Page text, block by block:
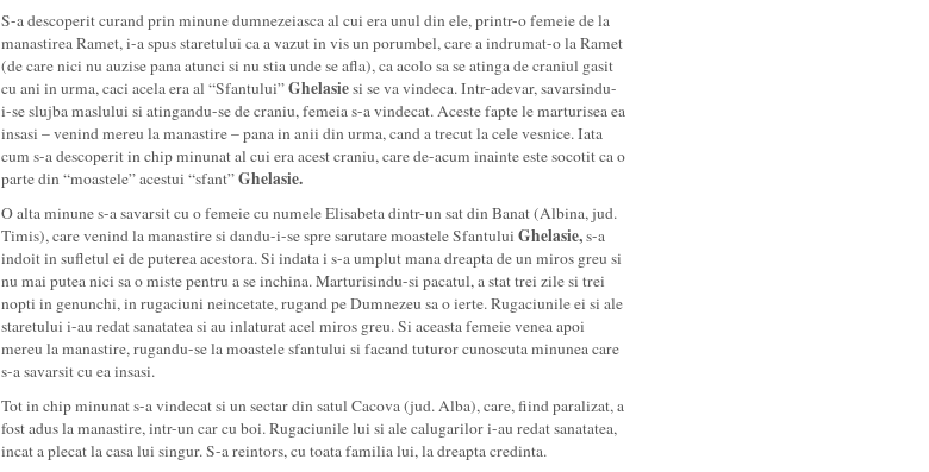
S-a descoperit curand prin minune dumnezeiasca al cui era unul din ele, printr-o femeie de la
manastirea Ramet, i-a spus staretului ca a vazut in vis un porumbel, care a indrumat-o la Ramet
(de care nici nu auzise pana atunci si nu stia unde se afla), ca acolo sa se atinga de craniul gasit
cu ani in urma, caci acela era al “Sfantului”Ghelasiesi se va vindeca. Intr-adevar, savarsindu-
i-se slujba maslului si atingandu-se de craniu, femeia s-a vindecat. Aceste fapte le marturisea ea
insasi – venind mereu la manastire – pana in anii din urma, cand a trecut la cele vesnice. Iata
cum s-a descoperit in chip minunat al cui era acest craniu, care de-acum inainte este socotit ca o
parte din “moastele” acestui “sfant”Ghelasie.
O alta minune s-a savarsit cu o femeie cu numele Elisabeta dintr-un sat din Banat (Albina, jud.
Timis), care venind la manastire si dandu-i-se spre sarutare moastele Sfantului Ghelasie,s-a
indoit in sufletul ei de puterea acestora. Si indata i s-a umplut mana dreapta de un miros greu si
nu mai putea nici sa o miste pentru a se inchina. Marturisindu-si pacatul, a stat trei zile si trei
nopti in genunchi, in rugaciuni neincetate, rugand pe Dumnezeu sa o ierte. Rugaciunile ei si ale
staretului i-au redat sanatatea si au inlaturat acel miros greu. Si aceasta femeie venea apoi
mereu la manastire, rugandu-se la moastele sfantului si facand tuturor cunoscuta minunea care
s-a savarsit cu ea insasi.
Tot in chip minunat s-a vindecat si un sectar din satul Cacova (jud. Alba), care, fiind paralizat, a
fost adus la manastire, intr-un car cu boi. Rugaciunile lui si ale calugarilor i-au redat sanatatea,
incat a plecat la casa lui singur. S-a reintors, cu toata familia lui, la dreapta credinta.